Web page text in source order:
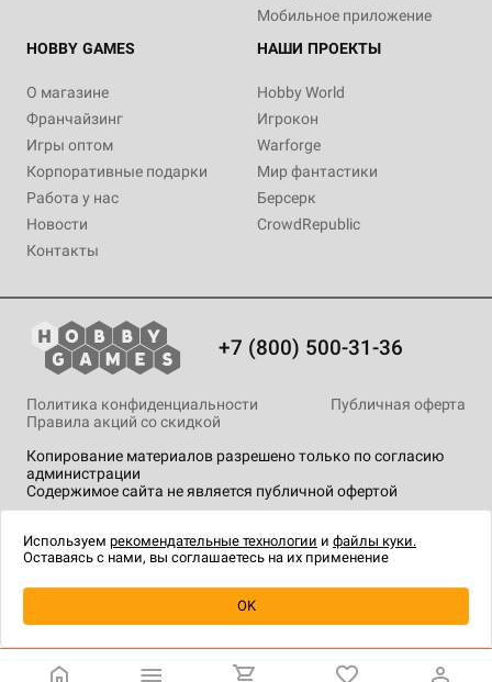
Уведомить о наличии
Мобильное приложение
HOBBY GAMES
О магазине
Франчайзинг
Игры оптом
Корпоративные подарки
Работа у нас
Новости
Контакты
НАШИ ПРОЕКТЫ
Hobby World
Игрокон
Warforge
Мир фантастики
Берсерк
CrowdRepublic
+7 (800) 500-31-36
Копирование материалов разрешено только по согласию
администрации
Содержимое сайта не является публичной офертой
Политика конфиденциальности
Публичная оферта
Правила акций со скидкой
технологии.
Используем рекомендательные технологии и файлы куки.
Оставаясь с нами, вы соглашаетесь на их применение
OK